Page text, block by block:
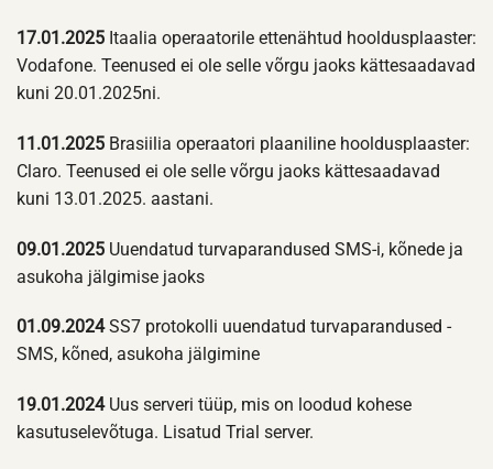
17.01.2025 Itaalia operaatorile ettenähtud hooldusplaaster:
Vodafone. Teenused ei ole selle võrgu jaoks kättesaadavad
kuni 20.01.2025ni.
11.01.2025 Brasiilia operaatori plaaniline hooldusplaaster:
Claro. Teenused ei ole selle võrgu jaoks kättesaadavad
kuni 13.01.2025. aastani.
09.01.2025 Uuendatud turvaparandused SMS-i, kõnede ja
asukoha jälgimise jaoks
01.09.2024SS7 protokolli uuendatud turvaparandused -
SMS, kõned, asukoha jälgimine
19.01.2024Uus serveri tüüp, mis on loodud kohese
kasutuselevõtuga. Lisatud Trial server.